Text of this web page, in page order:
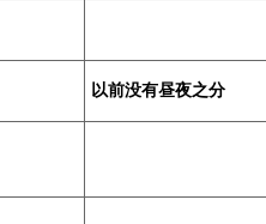
以前没有昼夜之分